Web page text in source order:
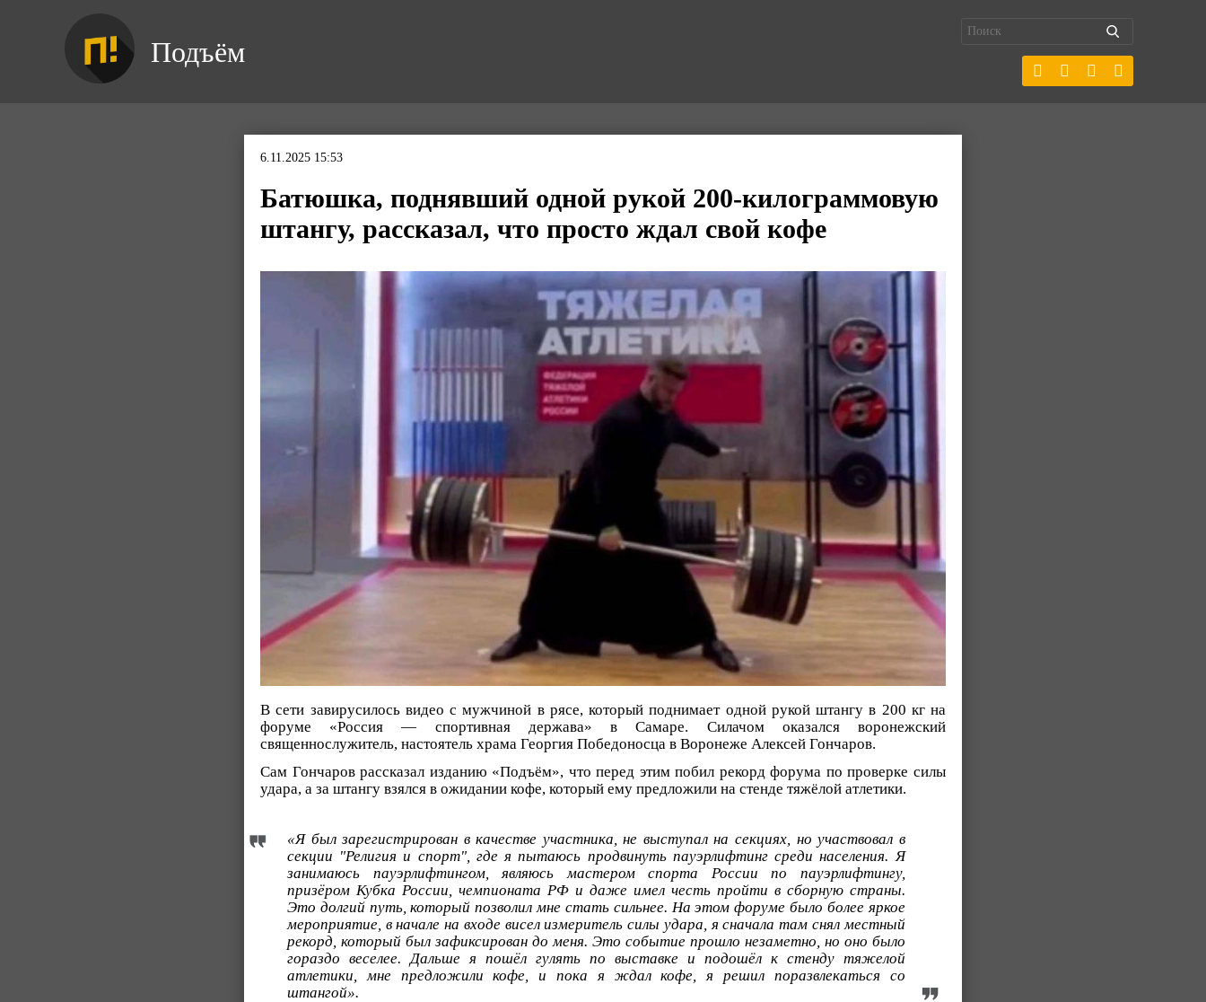
Подъём
6.11.2025 15:53
Батюшка, поднявший одной рукой 200-килограммовую
штангу, рассказал, что просто ждал свой кофе
В сети завирусилось видео с мужчиной в рясе, который поднимает одной рукой штангу в 200 кг на
форуме «Россия — спортивная держава» в Самаре. Силачом оказался воронежский
священнослужитель, настоятель храма Георгия Победоносца в Воронеже Алексей Гончаров.
Сам Гончаров рассказал изданию «Подъём», что перед этим побил рекорд форума по проверке силы
удара, а за штангу взялся в ожидании кофе, который ему предложили на стенде тяжёлой атлетики.
«Я был зарегистрирован в качестве участника, не выступал на секциях, но участвовал в
секции "Религия и спорт", где я пытаюсь продвинуть пауэрлифтинг среди населения. Я
занимаюсь пауэрлифтингом, являюсь мастером спорта России по пауэрлифтингу,
призёром Кубка России, чемпионата РФ и даже имел честь пройти в сборную страны.
Это долгий путь, который позволил мне стать сильнее. На этом форуме было более яркое
мероприятие, в начале на входе висел измеритель силы удара, я сначала там снял местный
рекорд, который был зафиксирован до меня. Это событие прошло незаметно, но оно было
гораздо веселее. Дальше я пошёл гулять по выставке и подошёл к стенду тяжелой
атлетики, мне предложили кофе, и пока я ждал кофе, я решил поразвлекаться со
штангой».